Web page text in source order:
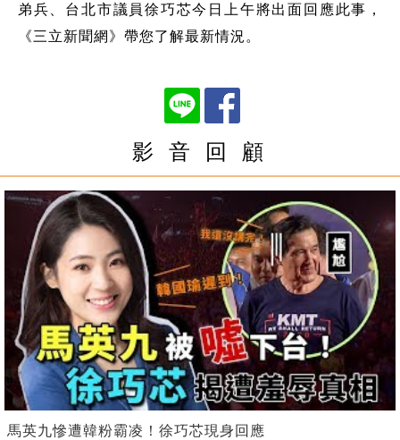
弟兵、台北市議員徐巧芯今日上午將出面回應此事，
《三立新聞網》帶您了解最新情況。
影 音 回 顧
馬英九慘遭韓粉霸凌！徐巧芯現身回應